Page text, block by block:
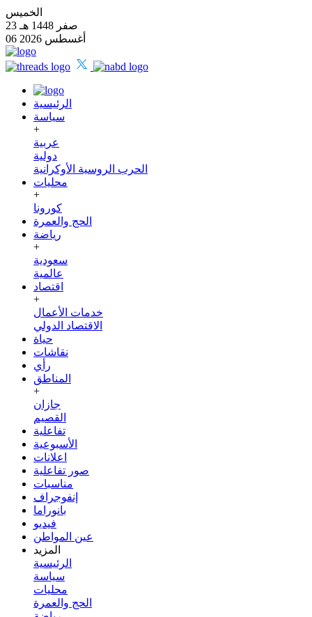
الخميس
23 صفر 1448 هـ
06 أغسطس 2026
الرئيسية
سياسة
+
عربية
دولية
الحرب الروسية الأوكرانية
محليات
+
كورونا
الحج والعمرة
رياضة
+
سعودية
عالمية
اقتصاد
+
خدمات الأعمال
الاقتصاد الدولي
حياة
نقاشات
رأي
المناطق
+
جازان
القصيم
تفاعلية
الأسبوعية
اعلانات
صور تفاعلية
مناسبات
إنفوجراف
بانوراما
فيديو
عين المواطن
المزيد
الرئيسية
سياسة
محليات
الحج والعمرة